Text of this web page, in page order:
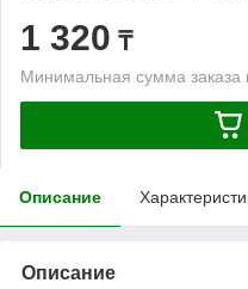
1 320 ₸
Минимальная сумма
Описание
Описание